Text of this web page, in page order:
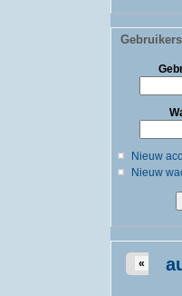
Nieuw
Nieuw
«